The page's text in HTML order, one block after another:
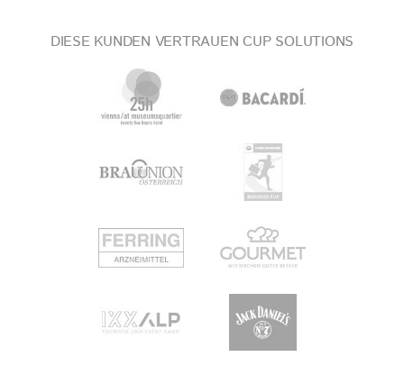
DIESE KUNDEN VERTRAUEN CUP SOLUTIONS